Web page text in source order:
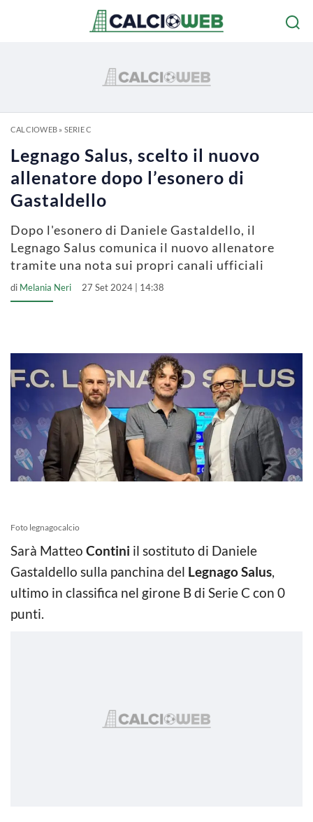
CALCIOWEB» SERIE C
Legnago Salus, scelto il nuovo
allenatore dopo l’esonero di
Gastaldello
Dopo l'esonero di Daniele Gastaldello, il
Legnago Salus comunica il nuovo allenatore
tramite una nota sui propri canali ufficiali
di Melania Neri 27 Set 2024 | 14:38
Foto legnagocalcio
Sarà Matteo Contini il sostituto di Daniele
Gastaldello sulla panchina del Legnago Salus,
ultimo in classifica nel girone B di Serie C con 0
punti.